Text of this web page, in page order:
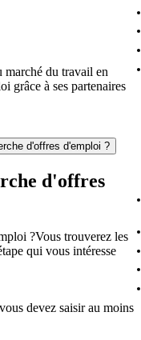
marché du travail en
grâce à ses partenaires
d'offres d'emploi ?
d'offres
?Vous trouverez les
qui vous intéresse
devez saisir au moins